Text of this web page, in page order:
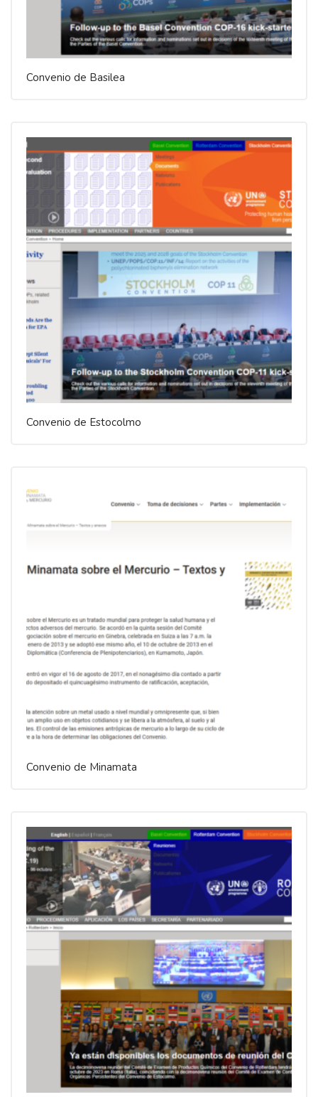
Convenio de Basilea
Convenio de Estocolmo
Convenio de Minamata